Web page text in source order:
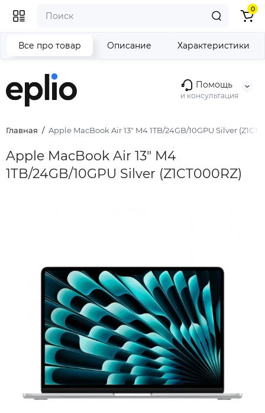
Помощь
и консультация
0
Главная Apple MacBook Air 13" M4 1TB/24GB/10GPU Silver
Apple MacBook Air 13" M4
1TB/24GB/10GPU Silver (Z1CT000RZ)
Все про товар Описание Характеристики